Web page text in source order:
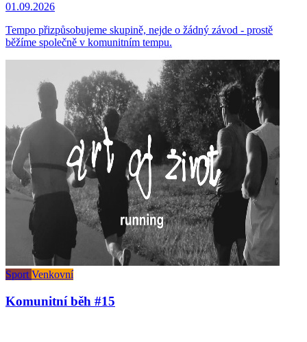
01.09.2026
Tempo přizpůsobujeme skupině, nejde o žádný závod - prostě
běžíme společně v komunitním tempu.
Sport Venkovní
Komunitní běh #15